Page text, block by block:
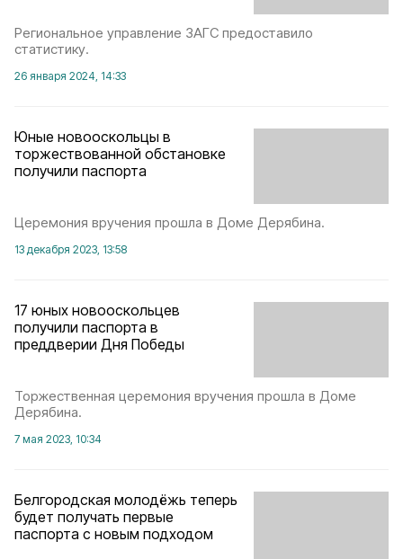
Региональное управление ЗАГС предоставило
статистику.
26 января 2024, 14:33
Юные новооскольцы в
торжествованной обстановке
получили паспорта
Церемония вручения прошла в Доме Дерябина.
13 декабря 2023, 13:58
17 юных новооскольцев
получили паспорта в
преддверии Дня Победы
Торжественная церемония вручения прошла в Доме
Дерябина.
7 мая 2023, 10:34
Белгородская молодёжь теперь
будет получать первые
паспорта с новым подходом